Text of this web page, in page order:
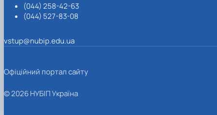
(044) 258-42-63
(044) 527-83-08
vstup@nubip.edu.ua
Офіційний портал сайту
© 2026 НУБІП Україна